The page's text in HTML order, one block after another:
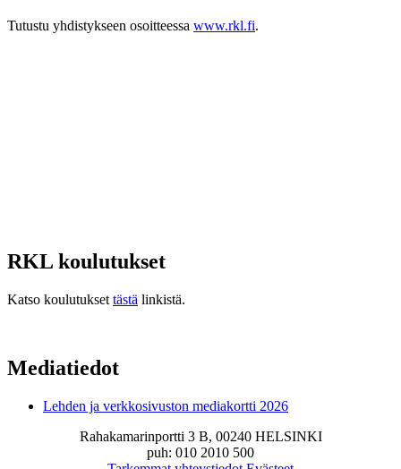
Tutustu yhdistykseen osoitteessa www.rkl.fi.
RKL koulutukset
Katso koulutukset tästä linkistä.
Mediatiedot
Lehden ja verkkosivuston mediakortti 2026
Rahakamarinportti 3 B, 00240 HELSINKI
puh: 010 2010 500